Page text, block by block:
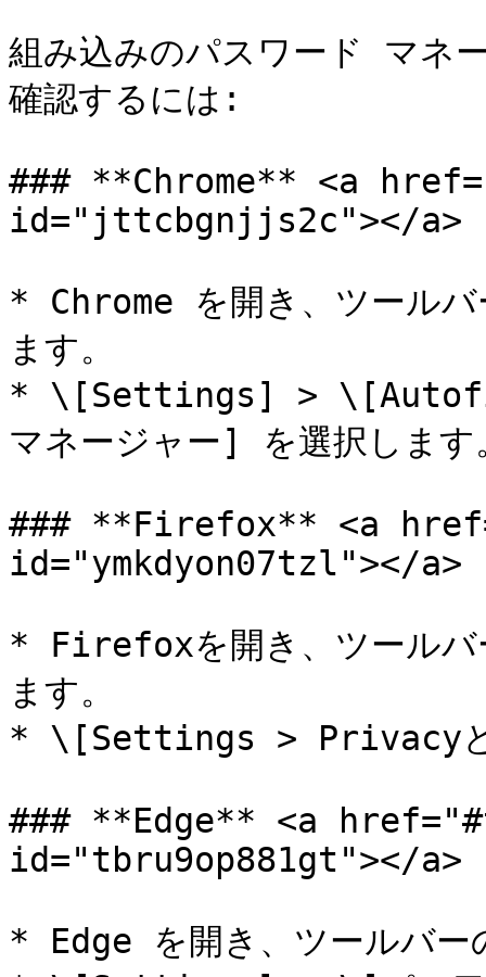
組み込みのパスワード マネ
確認するには:
### **Chrome** <a
id="jttcbgnjjs2c"></a>
* Chrome を開き、ツールバ
ます。
* \[Settings] >
マネージャー] を選択します
### **Firefox** <a
id="ymkdyon07tzl"></a>
* Firefoxを開き、ツールバ
ます。
* \[Settings > Privacyと
### **Edge** <a
id="tbru9op881gt"></a>
* Edge を開き、ツールバー